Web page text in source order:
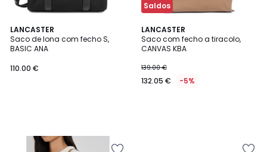
LANCASTER
Saco de lona com fecho S,
BASIC ANA
110.00 €
Saldos
LANCASTER
Saco com fecho a tiracolo,
CANVAS KBA
139.00 €
132.05 € -5%